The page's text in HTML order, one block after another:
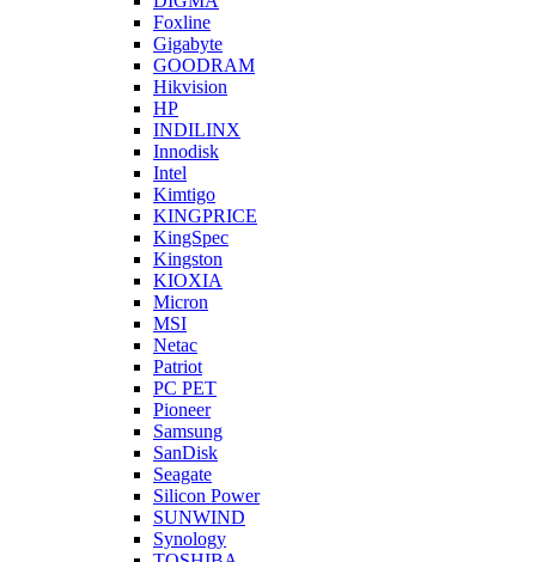
Foxline
Gigabyte
GOODRAM
Hikvision
HP
INDILINX
Innodisk
Intel
Kimtigo
KINGPRICE
KingSpec
Kingston
KIOXIA
Micron
MSI
Netac
Patriot
PC PET
Pioneer
Samsung
SanDisk
Seagate
Silicon Power
SUNWIND
Synology